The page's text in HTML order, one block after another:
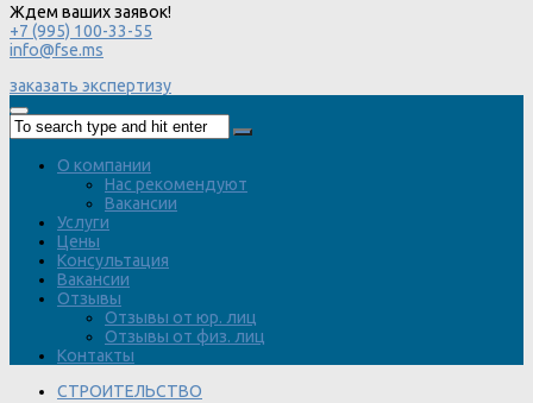
Ждем ваших заявок!
+7 (995) 100-33-55
info@fse.ms
заказать экспертизу
О компании
Нас рекомендуют
Вакансии
Услуги
Цены
Консультация
Вакансии
Отзывы
Отзывы от юр. лиц
Отзывы от физ. лиц
Контакты
СТРОИТЕЛЬСТВО